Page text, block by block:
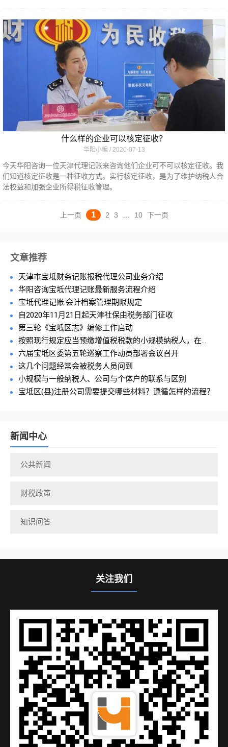
什么样的企业可以核定征收？
华阳小编 2020-07-13
今天华阳咨询一位天津代理记账来咨询他们企业可不可以核定征收。我
们知道核定征收是一种征收方式。实行核定征收，是为了维护纳税人合
法权益和加强企业所得税征收管理。
上一页 1 2 3 10 下一页
文章推荐
天津市宝坻财务记账报税代理公司业务介绍
华阳咨询宝坻代理记账最新服务流程介绍
宝坻代理记账:会计档案管理期限规定
自2020年11月21日起天津社保由税务部门征收
第三轮《宝坻区志》编修工作启动
按照现行规定应当预缴增值税税款的小规模纳税人，在...
六届宝坻区委第五轮巡察工作动员部署会议召开
这几个问题经常会被税务人员问到
小规模与一般纳税人、公司与个体户的联系与区别
宝坻区(县)注册公司需要提交哪些材料？遵循怎样的流程？
新闻中心
公共新闻
财税政策
知识问答
关注我们